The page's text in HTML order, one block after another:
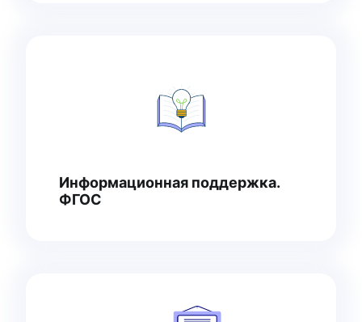
Информационная поддержка.
ФГОС